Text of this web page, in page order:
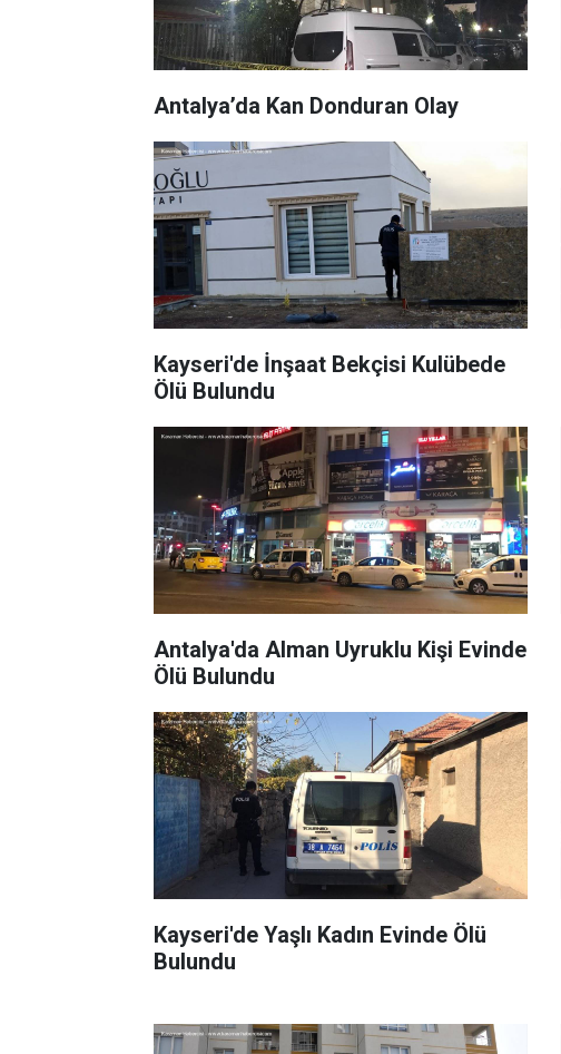
Antalya’da Kan Donduran Olay
Kayseri'de İnşaat Bekçisi Kulübede
Ölü Bulundu
Antalya'da Alman Uyruklu Kişi Evinde
Ölü Bulundu
Kayseri'de Yaşlı Kadın Evinde Ölü
Bulundu